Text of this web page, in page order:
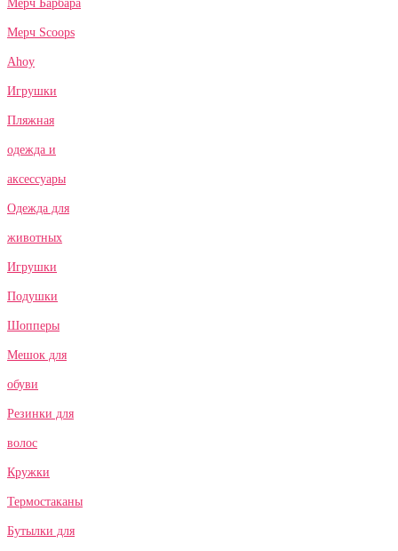
Мерч Барбара
Мерч Scoops
Ahoy
Игрушки
Пляжная
одежда и
аксессуары
Одежда для
животных
Игрушки
Подушки
Шопперы
Мешок для
обуви
Резинки для
волос
Кружки
Термостаканы
Бутылки для